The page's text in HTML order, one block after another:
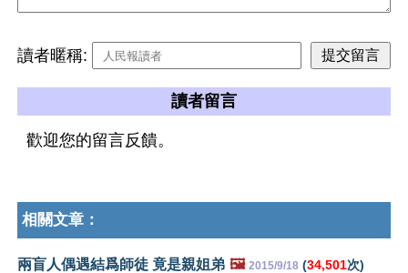
讀者暱稱:
讀者留言
歡迎您的留言反饋。
相關文章：
兩盲人偶遇結爲師徒 竟是親姐弟 🖼️ 2015/9/18 (34,501次)